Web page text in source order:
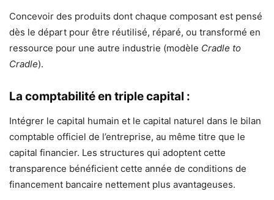
Concevoir des produits dont chaque composant est pensé
dès le départ pour être réutilisé, réparé, ou transformé en
ressource pour une autre industrie (modèle Cradle to
Cradle).
La comptabilité en triple capital :
Intégrer le capital humain et le capital naturel dans le bilan
comptable officiel de l’entreprise, au même titre que le
capital financier. Les structures qui adoptent cette
transparence bénéficient cette année de conditions de
financement bancaire nettement plus avantageuses.